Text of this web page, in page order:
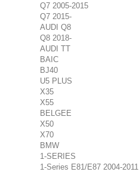
Q7 2005-2015
Q7 2015-
AUDI Q8
Q8 2018-
AUDI TT
BAIC
BJ40
U5 PLUS
X35
X55
BELGEE
X50
X70
BMW
1-SERIES
1-Series E81/E87 2004-2011